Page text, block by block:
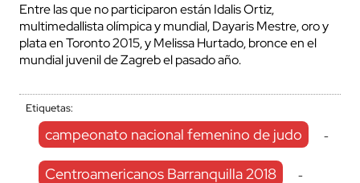
Entre las que no participaron están Idalis Ortiz,
multimedallista olímpica y mundial, Dayaris Mestre, oro y
plata en Toronto 2015, y Melissa Hurtado, bronce en el
mundial juvenil de Zagreb el pasado año.
Etiquetas:
campeonato nacional femenino de judo -
Centroamericanos Barranquilla 2018 -